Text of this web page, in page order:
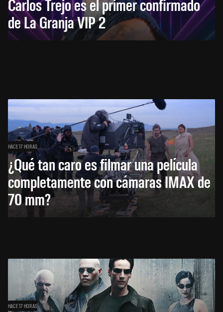
Carlos Trejo es el primer confirmado
de La Granja VIP 2
HACE 17 HORAS
¿Qué tan caro es filmar una película
completamente con cámaras IMAX de
70 mm?
HACE 17 HORAS